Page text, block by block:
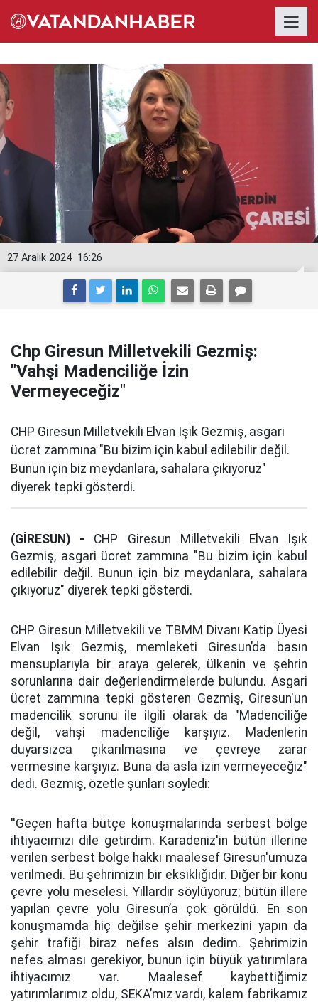
16:26
27 Aralık 2024
Chp Giresun Milletvekili Gezmiş:
"Vahşi Madenciliğe İzin
Vermeyeceğiz"
CHP Giresun Milletvekili Elvan Işık Gezmiş, asgari
ücret zammına "Bu bizim için kabul edilebilir değil.
Bunun için biz meydanlara, sahalara çıkıyoruz"
diyerek tepki gösterdi.
(GİRESUN) - CHP Giresun Milletvekili Elvan Işık
Gezmiş, asgari ücret zammına "Bu bizim için kabul
edilebilir değil. Bunun için biz meydanlara, sahalara
çıkıyoruz" diyerek tepki gösterdi.
CHP Giresun Milletvekili ve TBMM Divanı Katip Üyesi
Elvan Işık Gezmiş, memleketi Giresun’da basın
mensuplarıyla bir araya gelerek, ülkenin ve şehrin
sorunlarına dair değerlendirmelerde bulundu. Asgari
ücret zammına tepki gösteren Gezmiş, Giresun'un
madencilik sorunu ile ilgili olarak da "Madenciliğe
değil, vahşi madenciliğe karşıyız. Madenlerin
duyarsızca çıkarılmasına ve çevreye zarar
vermesine karşıyız. Buna da asla izin vermeyeceğiz"
dedi. Gezmiş, özetle şunları söyledi:
''Geçen hafta bütçe konuşmalarında serbest bölge
ihtiyacımızı dile getirdim. Karadeniz'in bütün illerine
verilen serbest bölge hakkı maalesef Giresun'umuza
verilmedi. Bu şehrimizin bir eksikliğidir. Diğer bir konu
çevre yolu meselesi. Yıllardır söylüyoruz; bütün illere
yapılan çevre yolu Giresun’a çok görüldü. En son
konuşmamda hiç değilse şehir merkezini yapın da
şehir trafiği biraz nefes alsın dedim. Şehrimizin
nefes alması gerekiyor, bunun için büyük yatırımlara
ihtiyacımız var. Maalesef kaybettiğimiz
yatırımlarımız oldu, SEKA’mız vardı, kalem fabrikamız